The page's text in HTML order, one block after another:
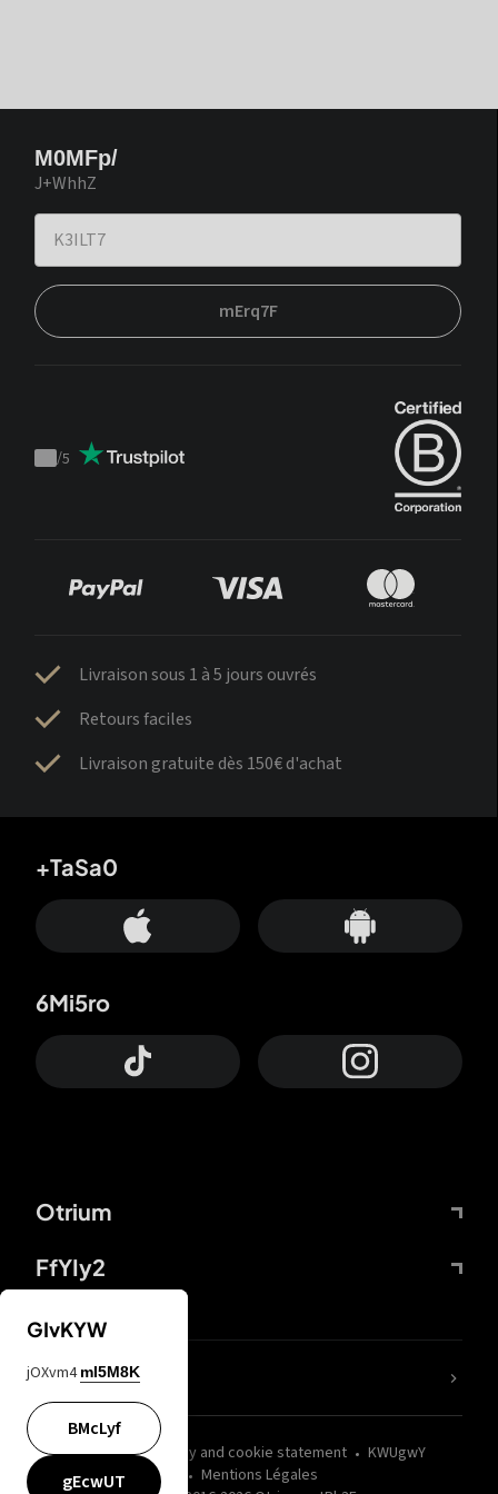
M0MFp/
J+WhhZ
mErq7F
Trustpilot
/5
Livraison sous 1 à 5 jours ouvrés
Retours faciles
Livraison gratuite dès 150€ d'achat
Otrium
FfYIy2
+TaSa0
6Mi5ro
wZQPfd Privacy and cookie statement
KWUgwY
Mentions Légales
nLC6tu
GIvKYW
jOXvm4 mI5M8K
BMcLyf
gEcwUT